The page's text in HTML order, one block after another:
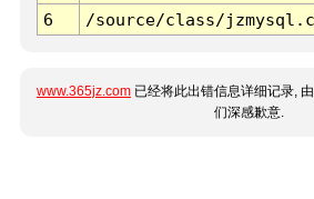
6
/source/class/
www.365jz.com 已经将此出错信息详细记录,
们深感歉意.